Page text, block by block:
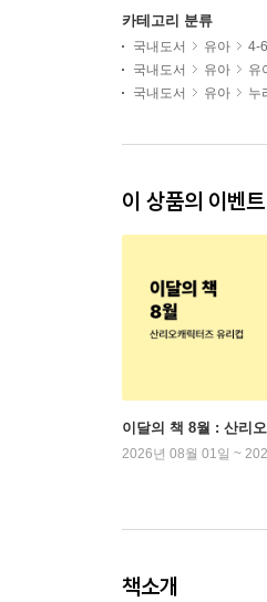
카테고리 분류
국내도서 유아 4-
국내도서
유아 유
국내도서
유아 누
이 상품의 이벤트
이달의 책 8월 : 산리
2026년 08월 01일 ~
책소개